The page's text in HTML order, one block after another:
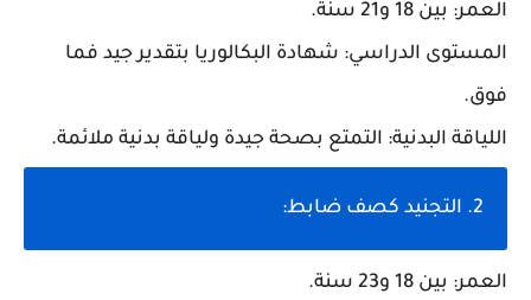
العمر: بين 18 و21 سنة.
المستوى الدراسي: شهادة البكالوريا بتقدير جيد فما
فوق.
اللياقة البدنية: التمتع بصحة جيدة ولياقة بدنية ملائمة.
2. التجنيد كصف ضابط:
العمر: بين 18 و23 سنة.